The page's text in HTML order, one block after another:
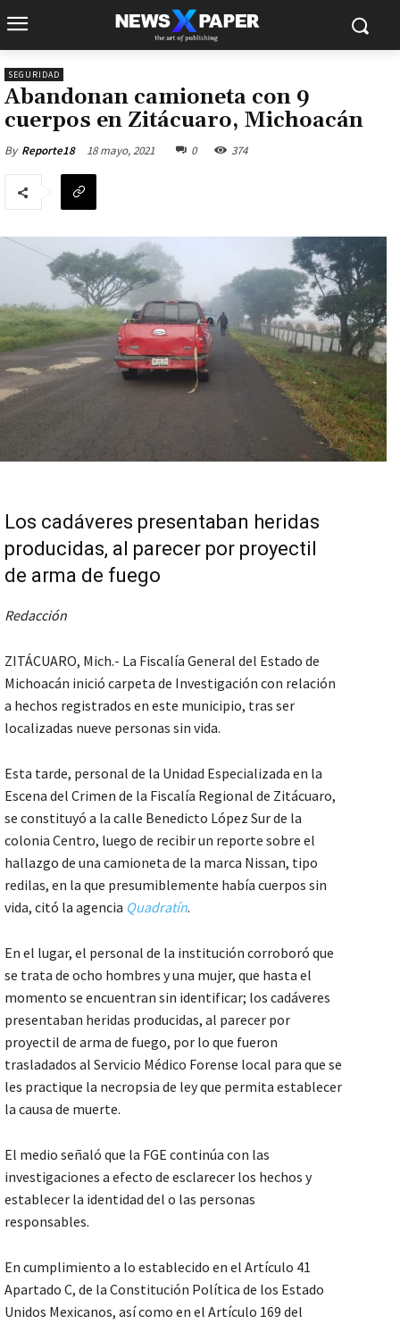
SEGURIDAD
Abandonan camioneta con 9
cuerpos en Zitácuaro, Michoacán
By Reporte18 18 mayo, 2021 0 374
Los cadáveres presentaban heridas
producidas, al parecer por proyectil
de arma de fuego
Redacción
ZITÁCUARO, Mich.- La Fiscalía General del Estado de
Michoacán inició carpeta de Investigación con relación
a hechos registrados en este municipio, tras ser
localizadas nueve personas sin vida.
Esta tarde, personal de la Unidad Especializada en la
Escena del Crimen de la Fiscalía Regional de Zitácuaro,
se constituyó a la calle Benedicto López Sur de la
colonia Centro, luego de recibir un reporte sobre el
hallazgo de una camioneta de la marca Nissan, tipo
redilas, en la que presumiblemente había cuerpos sin
vida, citó la agencia Quadratín.
En el lugar, el personal de la institución corroboró que
se trata de ocho hombres y una mujer, que hasta el
momento se encuentran sin identificar; los cadáveres
presentaban heridas producidas, al parecer por
proyectil de arma de fuego, por lo que fueron
trasladados al Servicio Médico Forense local para que se
les practique la necropsia de ley que permita establecer
la causa de muerte.
El medio señaló que la FGE continúa con las
investigaciones a efecto de esclarecer los hechos y
establecer la identidad del o las personas
responsables.
En cumplimiento a lo establecido en el Artículo 41
Apartado C, de la Constitución Política de los Estado
Unidos Mexicanos, así como en el Artículo 169 del